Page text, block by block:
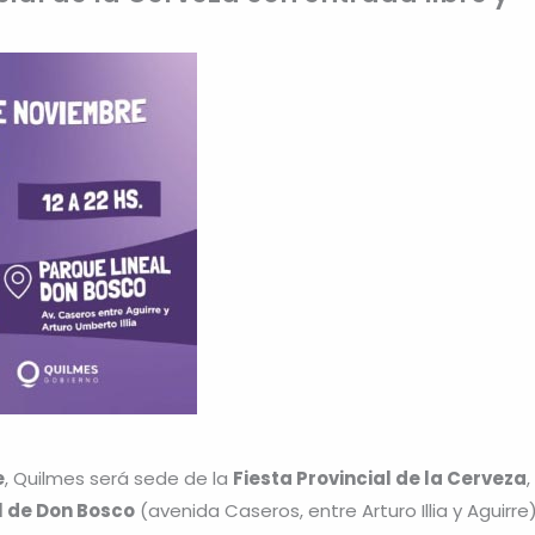
, Quilmes será sede de la Fiesta Provincial de la Cerveza,
Don Bosco (avenida Caseros, entre Arturo Illia y